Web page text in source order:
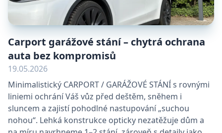
Carport garážové stání – chytrá ochrana
auta bez kompromisů
19.05.2026
Minimalistický CARPORT / GARÁŽOVÉ STÁNÍ s rovnými
liniemi ochrání Váš vůz před deštěm, sněhem i
sluncem a zajistí pohodlné nastupování „suchou
nohou“. Lehká konstrukce opticky nezatěžuje dům a